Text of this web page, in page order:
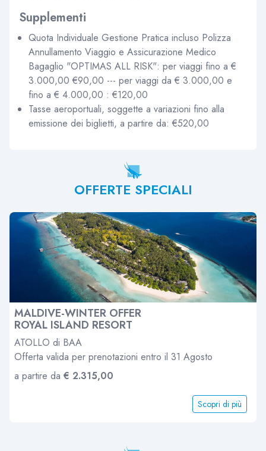
Supplementi
Quota Individuale Gestione Pratica incluso Polizza
Annullamento Viaggio e Assicurazione Medico
Bagaglio "OPTIMAS ALL RISK": per viaggi fino a €
3.000,00 €90,00 --- per viaggi da € 3.000,00 e
fino a € 4.000,00 : €120,00
Tasse aeroportuali, soggette a variazioni fino alla
emissione dei biglietti, a partire da: €520,00
OFFERTE SPECIALI
MALDIVE-WINTER OFFER
ROYAL ISLAND RESORT
ATOLLO di BAA
Offerta valida per prenotazioni entro il 31 Agosto
a partire da € 2.315,00
Scopri di più